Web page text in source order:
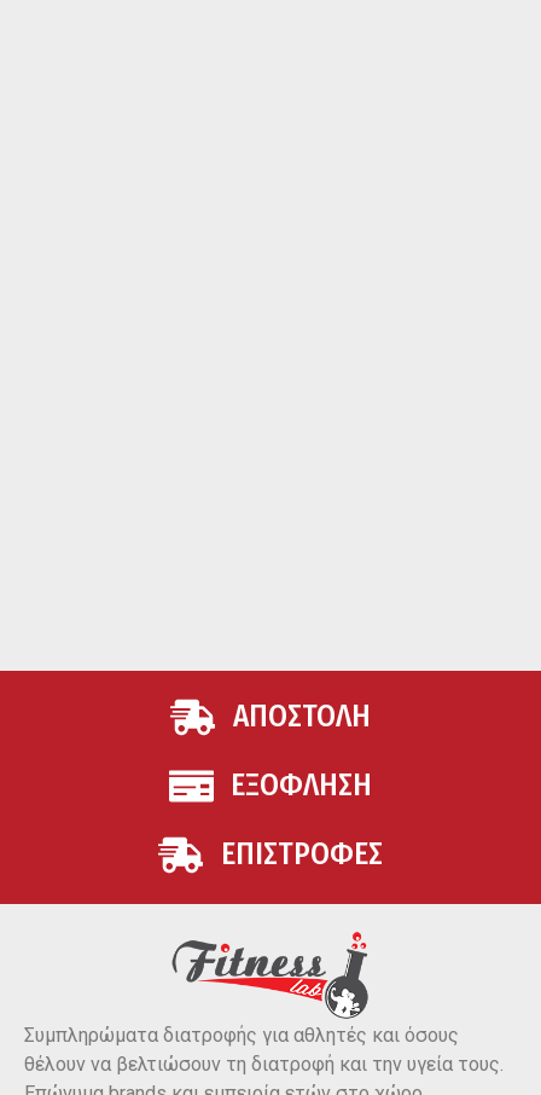
ΑΠΟΣΤΟΛΗ
ΕΞΟΦΛΗΣΗ
ΕΠΙΣΤΡΟΦΕΣ
Συμπληρώματα διατροφής για αθλητές και όσους
θέλουν να βελτιώσουν τη διατροφή και την υγεία τους.